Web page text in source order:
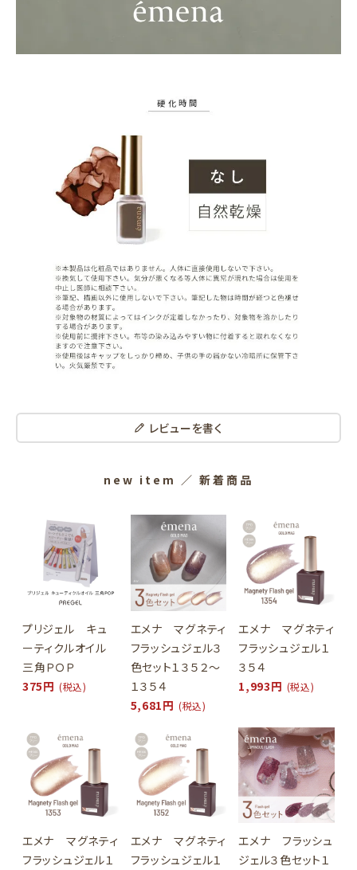
レビューを書く
new item ／ 新着商品
プリジェル キュ
ーティクルオイル
三角ＰＯＰ
375円 (税込)
エメナ マグネティ
フラッシュジェル３
色セット１３５２～
１３５４
5,681円 (税込)
エメナ マグネティ
フラッシュジェル１
３５４
1,993円 (税込)
エメナ マグネティ
フラッシュジェル１
エメナ マグネティ
フラッシュジェル１
エメナ フラッシュ
ジェル３色セット１